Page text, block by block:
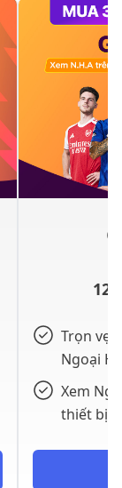
Trọn
Ngoại
Xem
thiết bị